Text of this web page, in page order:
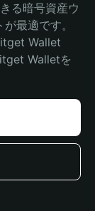
る暗号資産ウ
最適です。
Wallet
Walletを